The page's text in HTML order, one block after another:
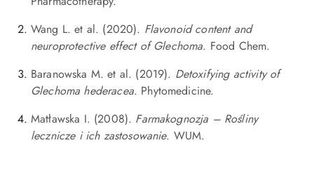
Wang L. et al. (2020). Flavonoid content and
neuroprotective effect of Glechoma. Food Chem.
Baranowska M. et al. (2019). Detoxifying activity of
Glechoma hederacea. Phytomedicine.
Matławska I. (2008). Farmakognozja – Rośliny
lecznicze i ich zastosowanie. WUM.